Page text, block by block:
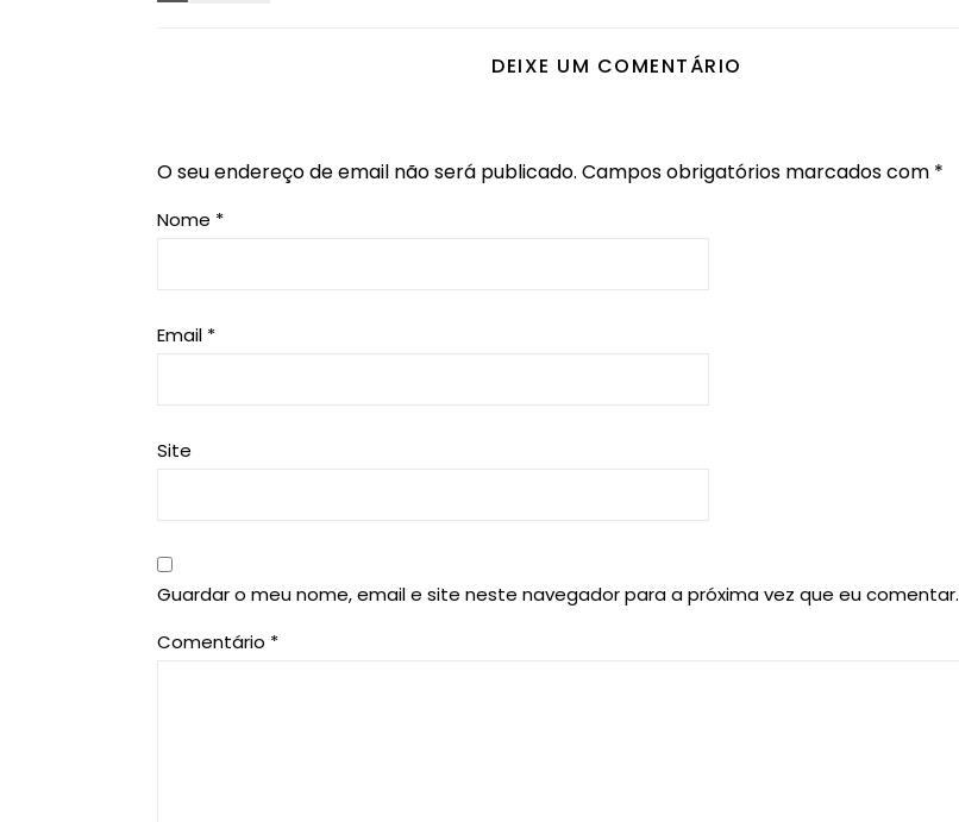
DEIXE UM COMENTÁRIO
O seu endereço de email não será publicado. Campos obrigatórios marcados com *
Nome *
Email *
Site
Guardar o meu nome, email e site neste navegador para a próxima vez que eu comentar.
Comentário *